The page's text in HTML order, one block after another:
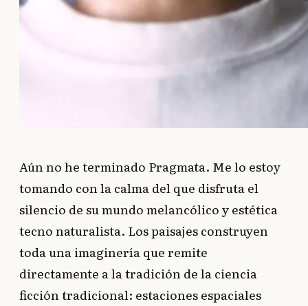
Aún no he terminado Pragmata. Me lo estoy
tomando con la calma del que disfruta el
silencio de su mundo melancólico y estética
tecno naturalista. Los paisajes construyen
toda una imaginería que remite
directamente a la tradición de la ciencia
ficción tradicional: estaciones espaciales